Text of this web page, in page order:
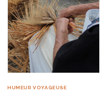
HUMEUR VOYAGEUSE